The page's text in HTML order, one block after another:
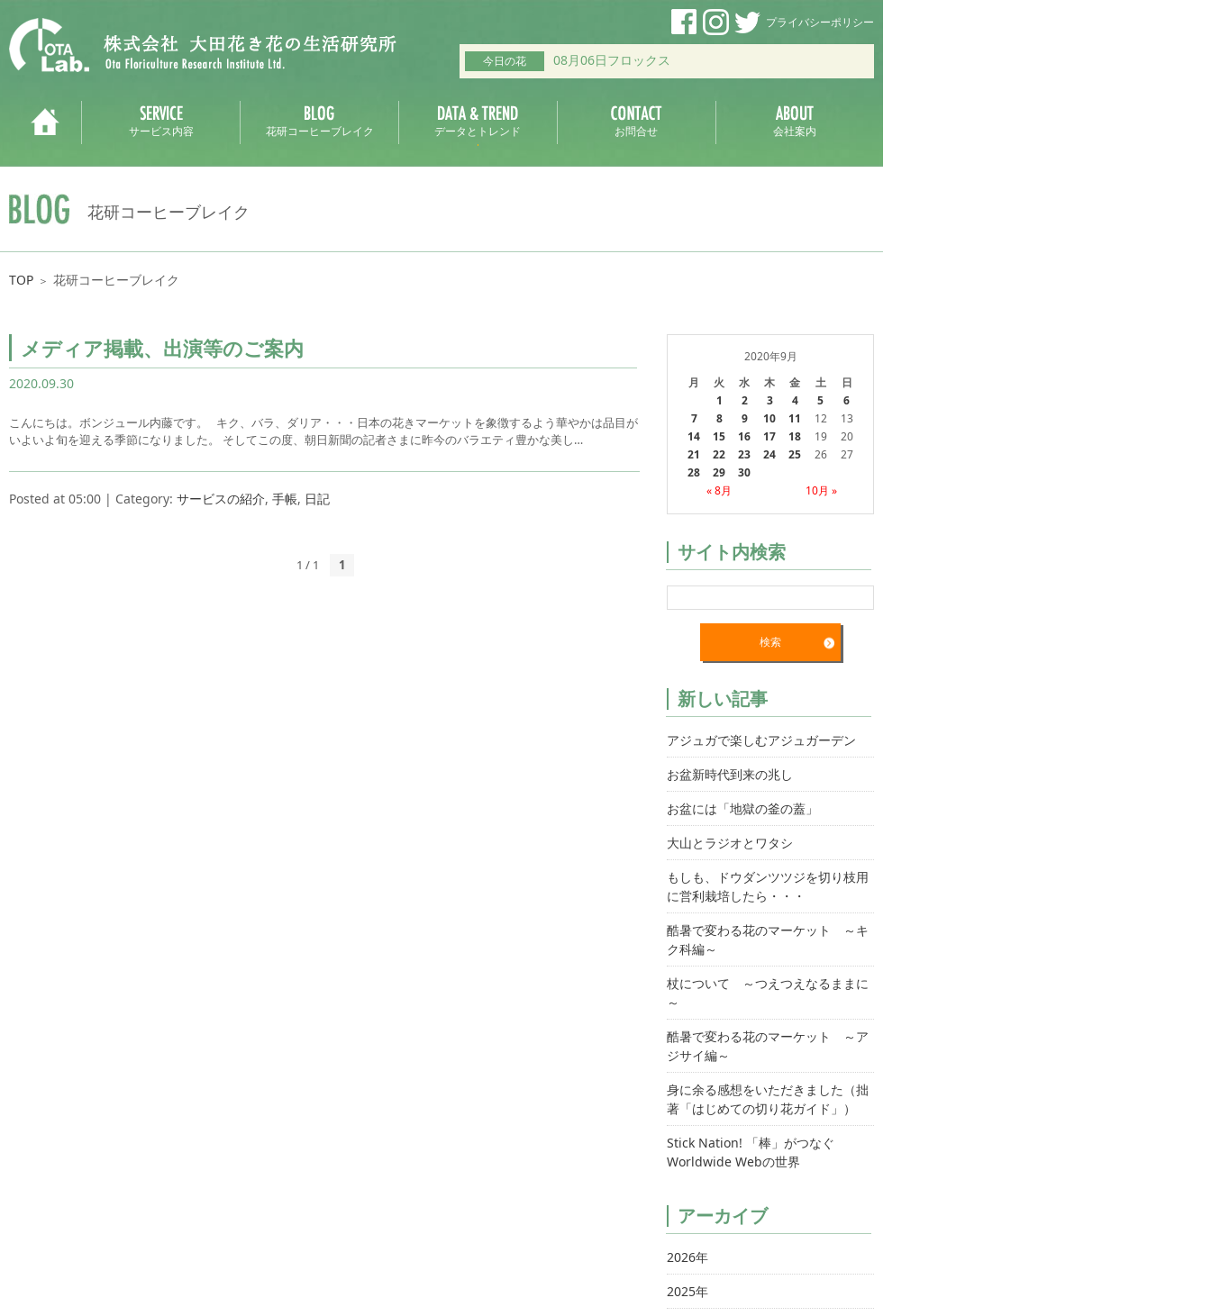
プライバシーポリシー
今日の花 08月06日フロックス
サービス内容 花研コーヒーブレイク データとトレンド お問合せ 会社案内
花研コーヒーブレイク
TOP ＞ 花研コーヒーブレイク
メディア掲載、出演等のご案内
2020.09.30
こんにちは。ボンジュール内藤です。 キク、バラ、ダリア・・・日本の花きマーケットを象徴するよう華やかは品目が
いよいよ旬を迎える季節になりました。 そしてこの度、朝日新聞の記者さまに昨今のバラエティ豊かな美し…
Posted at 05:00 | Category: サービスの紹介, 手帳, 日記
1 / 1 1
2020年9月
月
火 水 木 金 土 日
« 8月 10月 »
1 2 3 4 5
6
7
8 9 10 11 12
13
14
15 16 17 18 19
20
21
22 23 24 25 26
27
28
29 30
サイト内検索
新しい記事
アジュガで楽しむアジュガーデン
お盆新時代到来の兆し
お盆には「地獄の釜の蓋」
大山とラジオとワタシ
もしも、ドウダンツツジを切り枝用
に営利栽培したら・・・
酷暑で変わる花のマーケット ～キ
ク科編～
杖について ～つえつえなるままに
～
酷暑で変わる花のマーケット ～ア
ジサイ編～
身に余る感想をいただきました（拙
著「はじめての切り花ガイド」）
Stick Nation! 「棒」がつなぐ
Worldwide Webの世界
アーカイブ
2026年
2025年